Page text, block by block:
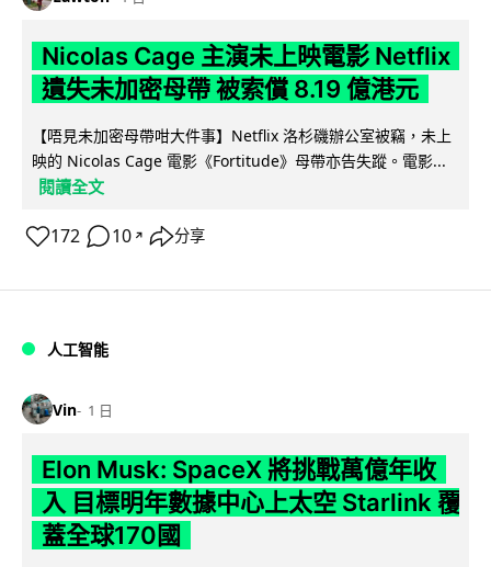
Nicolas Cage 主演未上映電影 Netflix
遺失未加密母帶 被索償 8.19 億港元
【唔見未加密母帶咁大件事】Netflix 洛杉磯辦公室被竊，未上
映的 Nicolas Cage 電影《Fortitude》母帶亦告失蹤。電影...
閱讀全文
172 10 ↗ 分享
人工智能
Vin 1 日
Elon Musk: SpaceX 將挑戰萬億年收
入 目標明年數據中心上太空 Starlink 覆
蓋全球170國